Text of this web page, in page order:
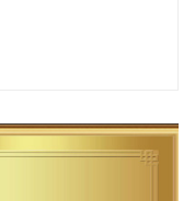
造、配套动力设施建
增用地；改造1200